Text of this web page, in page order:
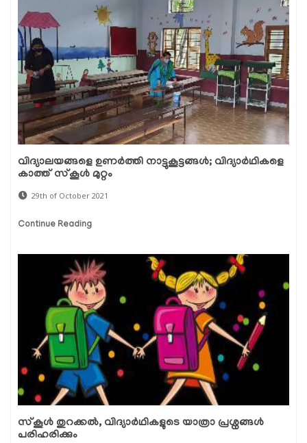
വിദ്യാലയങ്ങളെ ഉണര്‍ത്തി നാട്ടുകൂട്ടങ്ങള്‍; വിദ്യാര്‍ഥികളെ
കാത്ത് സ്‌കൂള്‍ മുറ്റം
29th of October 2021
Continue Reading
സ്‌കൂള്‍ തുറക്കല്‍, വിദ്യാര്‍ഥികളുടെ യാത്രാ പ്രശ്നങ്ങള്‍
പരിഹരിക്കും